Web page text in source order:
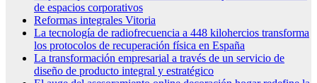
de espacios corporativos
Reformas integrales Vitoria
La tecnología de radiofrecuencia a 448 kilohercios transforma
los protocolos de recuperación física en España
La transformación empresarial a través de un servicio de
diseño de producto integral y estratégico